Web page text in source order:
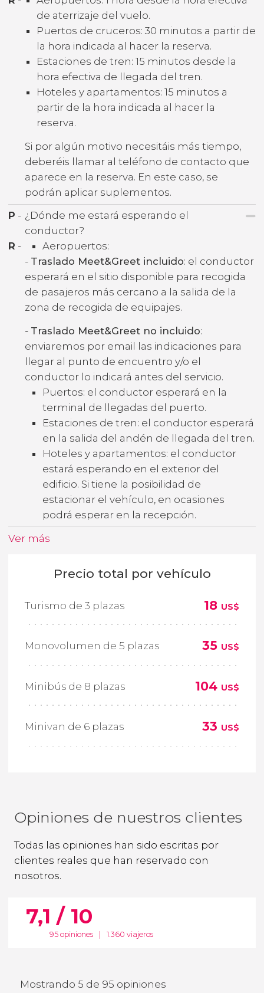
de aterrizaje del vuelo.
Puertos de cruceros: 30 minutos a partir de
la hora indicada al hacer la reserva.
Estaciones de tren: 15 minutos desde la
hora efectiva de llegada del tren.
Hoteles y apartamentos: 15 minutos a
partir de la hora indicada al hacer la
reserva.
Si por algún motivo necesitáis más tiempo,
deberéis llamar al teléfono de contacto que
aparece en la reserva. En este caso, se
podrán aplicar suplementos.
P - ¿Dónde me estará esperando el
conductor?
R -
Aeropuertos:
- Traslado Meet&Greet incluido: el conductor
esperará en el sitio disponible para recogida
de pasajeros más cercano a la salida de la
zona de recogida de equipajes.
- Traslado Meet&Greet no incluido:
enviaremos por email las indicaciones para
llegar al punto de encuentro y/o el
conductor lo indicará antes del servicio.
Puertos: el conductor esperará en la
terminal de llegadas del puerto.
Estaciones de tren: el conductor esperará
en la salida del andén de llegada del tren.
Hoteles y apartamentos: el conductor
estará esperando en el exterior del
edificio. Si tiene la posibilidad de
estacionar el vehículo, en ocasiones
podrá esperar en la recepción.
Ver más
Precio total por vehículo
Turismo de 3 plazas 18 US$
Monovolumen de 5 plazas 35 US$
Minibús de 8 plazas 104 US$
Minivan de 6 plazas 33 US$
Opiniones de nuestros clientes
Todas las opiniones han sido escritas por
clientes reales que han reservado con
nosotros.
7,1 / 10
95 opiniones 1.360 viajeros
Mostrando 5 de 95 opiniones